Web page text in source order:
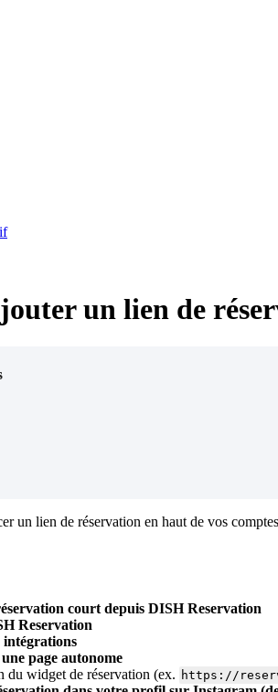
un lien de
un lien de réservation en haut de vos
court depuis DISH Reservation
Reservation
intégrations
une page autonome
du widget de réservation (ex. https://